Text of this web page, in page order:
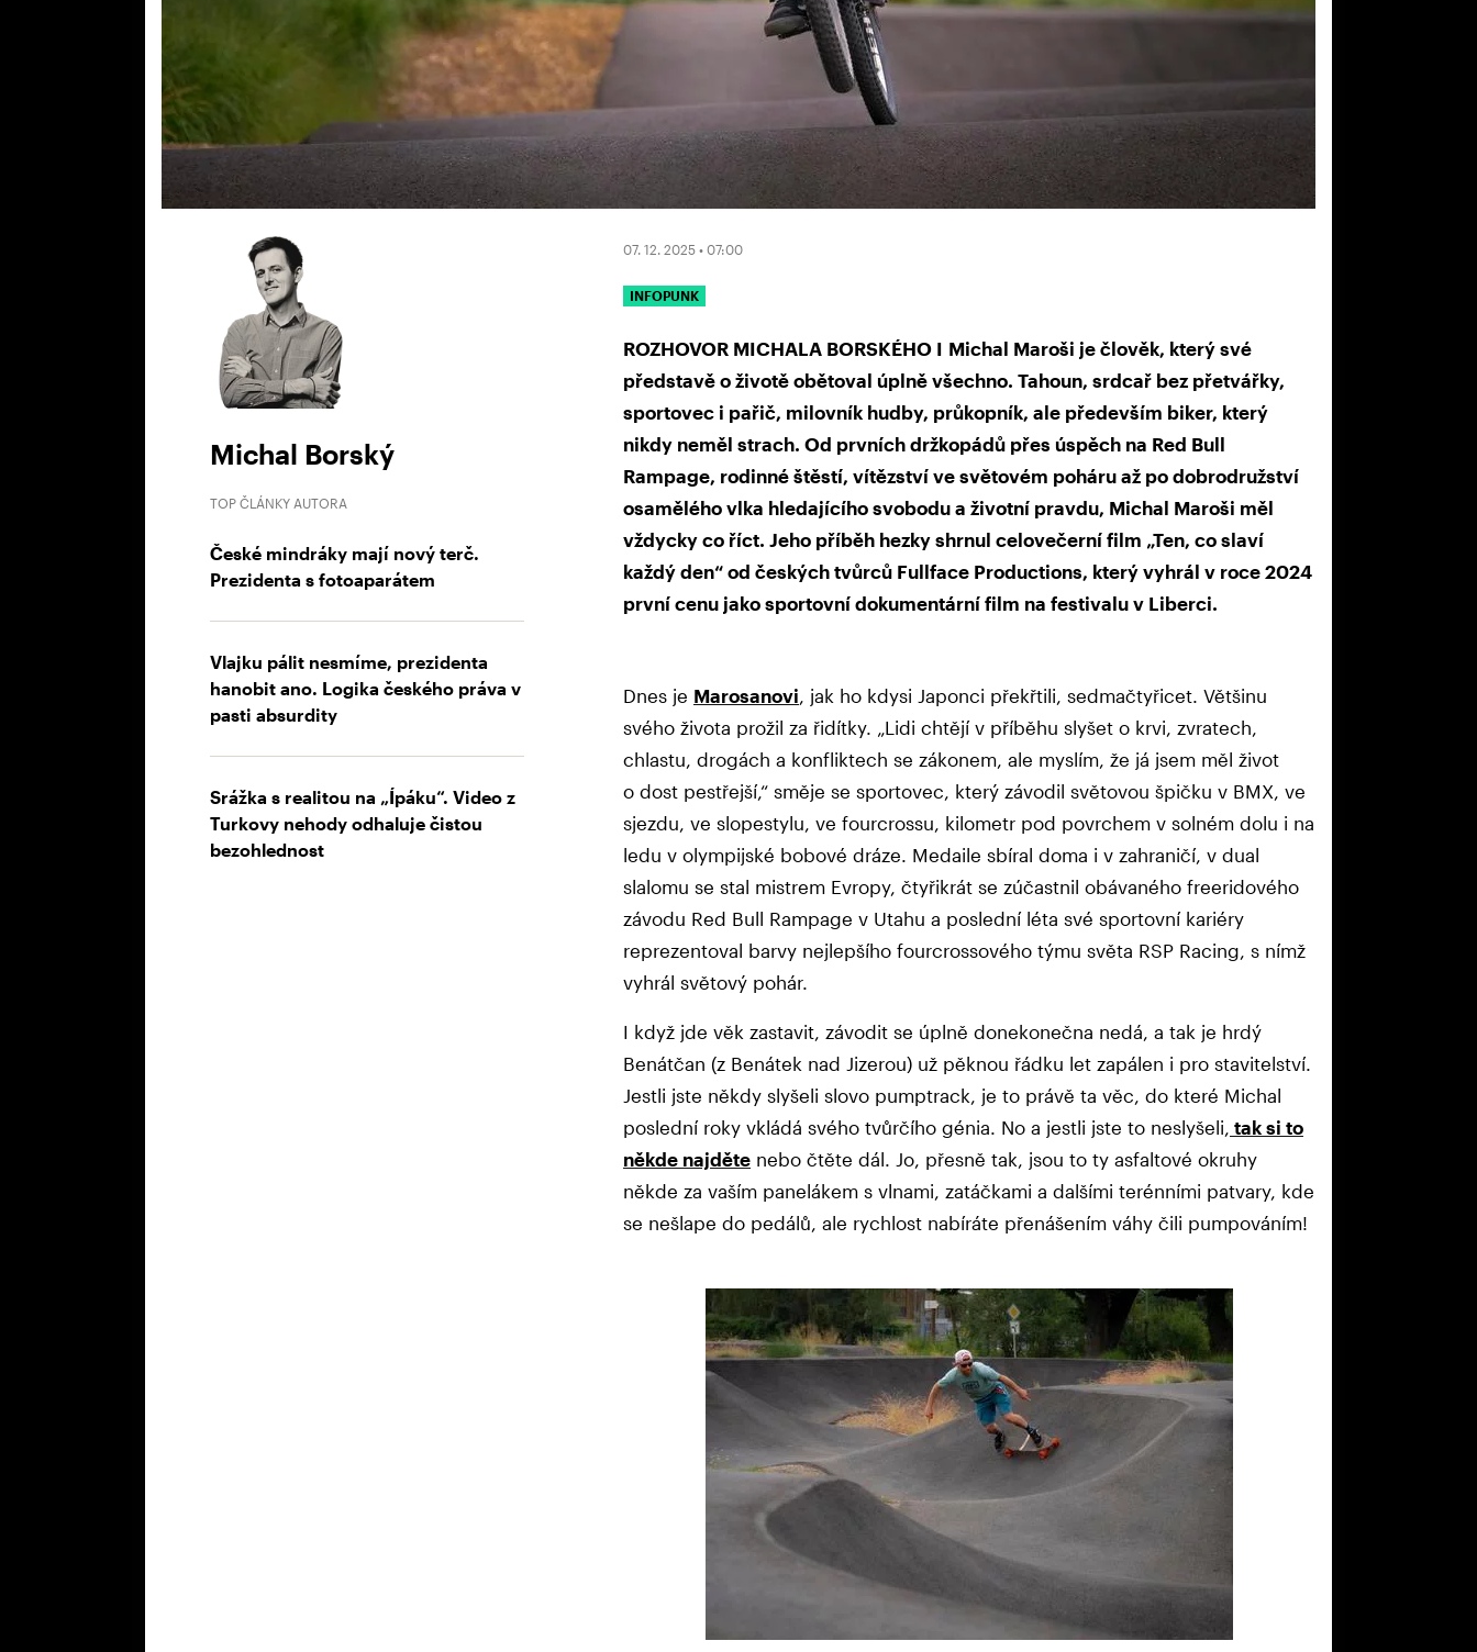
Michal Borský
TOP ČLÁNKY AUTORA
České mindráky mají nový terč.
Prezidenta s fotoaparátem
Vlajku pálit nesmíme, prezidenta
hanobit ano. Logika českého práva v
pasti absurdity
Srážka s realitou na „Ípáku“. Video z
Turkovy nehody odhaluje čistou
bezohlednost
07. 12. 2025 • 07:00
INFOPUNK
ROZHOVOR MICHALA BORSKÉHO I Michal Maroši je člověk, který své
představě o životě obětoval úplně všechno. Tahoun, srdcař bez přetvářky,
sportovec i pařič, milovník hudby, průkopník, ale především biker, který
nikdy neměl strach. Od prvních držkopádů přes úspěch na Red Bull
Rampage, rodinné štěstí, vítězství ve světovém poháru až po dobrodružství
osamělého vlka hledajícího svobodu a životní pravdu, Michal Maroši měl
vždycky co říct. Jeho příběh hezky shrnul celovečerní film „Ten, co slaví
každý den“ od českých tvůrců Fullface Productions, který vyhrál v roce 2024
první cenu jako sportovní dokumentární film na festivalu v Liberci.
Dnes je Marosanovi , jak ho kdysi Japonci překřtili, sedmačtyřicet. Většinu
svého života prožil za řidítky. „Lidi chtějí v příběhu slyšet o krvi, zvratech,
chlastu, drogách a konfliktech se zákonem, ale myslím, že já jsem měl život
o dost pestřejší,“ směje se sportovec, který závodil světovou špičku v BMX, ve
sjezdu, ve slopestylu, ve fourcrossu, kilometr pod povrchem v solném dolu i na
ledu v olympijské bobové dráze. Medaile sbíral doma i v zahraničí, v dual
slalomu se stal mistrem Evropy, čtyřikrát se zúčastnil obávaného freeridového
závodu Red Bull Rampage v Utahu a poslední léta své sportovní kariéry
reprezentoval barvy nejlepšího fourcrossového týmu světa RSP Racing, s nímž
vyhrál světový pohár.
I když jde věk zastavit, závodit se úplně donekonečna nedá, a tak je hrdý
Benátčan (z Benátek nad Jizerou) už pěknou řádku let zapálen i pro stavitelství.
Jestli jste někdy slyšeli slovo pumptrack, je to právě ta věc, do které Michal
poslední roky vkládá svého tvůrčího génia. No a jestli jste to neslyšeli, tak si to
někde najděte nebo čtěte dál. Jo, přesně tak, jsou to ty asfaltové okruhy
někde za vaším panelákem s vlnami, zatáčkami a dalšími terénními patvary, kde
se nešlape do pedálů, ale rychlost nabíráte přenášením váhy čili pumpováním!